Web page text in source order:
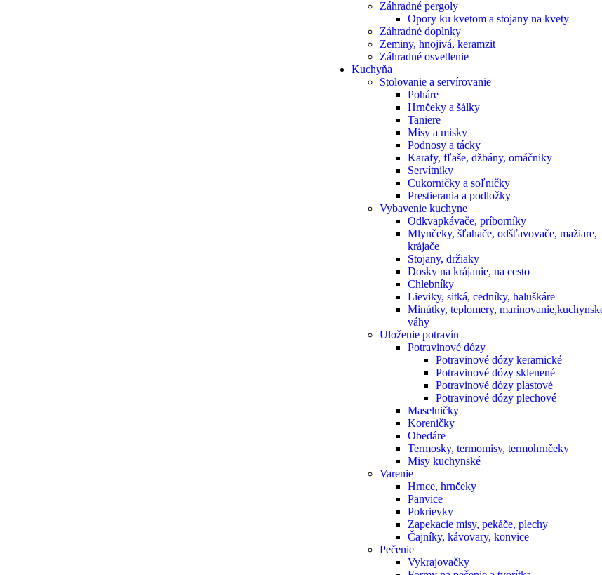
Záhradné pergoly
Opory ku kvetom a stojany na kvety
Záhradné doplnky
Zeminy, hnojivá, keramzit
Záhradné osvetlenie
Kuchyňa
Stolovanie a servírovanie
Poháre
Hrnčeky a šálky
Taniere
Misy a misky
Podnosy a tácky
Karafy, fľaše, džbány, omáčniky
Servítniky
Cukorničky a soľničky
Prestierania a podložky
Vybavenie kuchyne
Odkvapkávače, príborníky
Mlynčeky, šľahače, odšťavovače, mažiare,
krájače
Stojany, držiaky
Dosky na krájanie, na cesto
Chlebníky
Lieviky, sitká, cedníky, haluškáre
Minútky, teplomery,
váhy
Uloženie potravín
Potravinové dózy
Potravinové dózy keramické
Potravinové dózy sklenené
Potravinové dózy plastové
Potravinové dózy plechové
Maselničky
Koreničky
Obedáre
Termosky, termomisy, termohrnčeky
Misy kuchynské
Varenie
Hrnce, hrnčeky
Panvice
Pokrievky
Zapekacie misy, pekáče, plechy
Čajníky, kávovary, konvice
Pečenie
Vykrajovačky